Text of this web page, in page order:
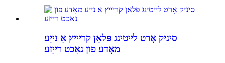
סיניק אָרט לייטינג פּלאַן קריייץ אַ נייַע
מאָדע פון ​​נאַכט רייַזע